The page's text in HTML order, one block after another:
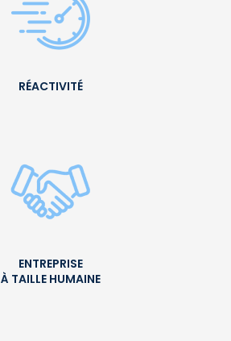
RÉACTIVITÉ
ENTREPRISE
À TAILLE HUMAINE